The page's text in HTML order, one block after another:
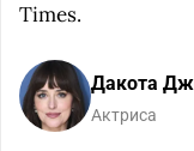
Times.
Дакота
Актриса